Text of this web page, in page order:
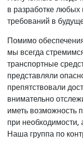
в разработке
требований в
Помимо
мы всегда
транспортные
представляли
препятствовали
внимательно
иметь возможность
при необходимости,
Наша группа по